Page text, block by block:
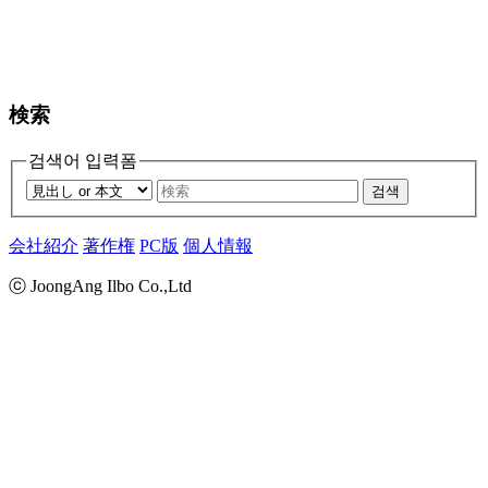
検索
검색어 입력폼
검색
会社紹介 著作権 PC版 個人情報
ⓒ JoongAng Ilbo Co.,Ltd